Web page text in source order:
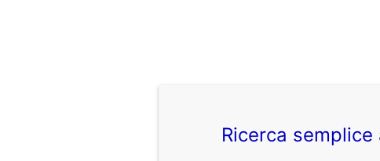
Ricerca semplice